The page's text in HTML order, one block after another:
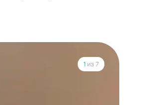
1 из 7